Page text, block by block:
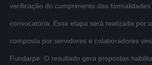
verificação do cumprimento das
convocatória. Essa etapa será realizada por
composta por servidores e colaboradores
Fundarpe. O resultado gera propostas